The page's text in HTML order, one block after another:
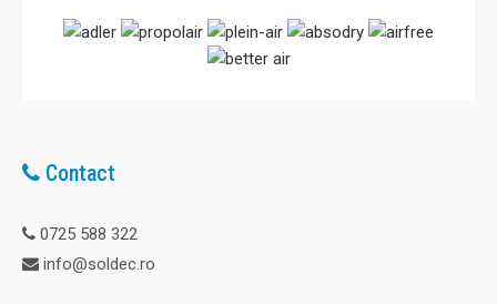
Contact
0725 588 322
info@soldec.ro